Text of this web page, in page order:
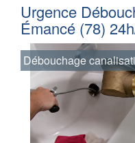
Urgence
Émancé (78)
Débouchage